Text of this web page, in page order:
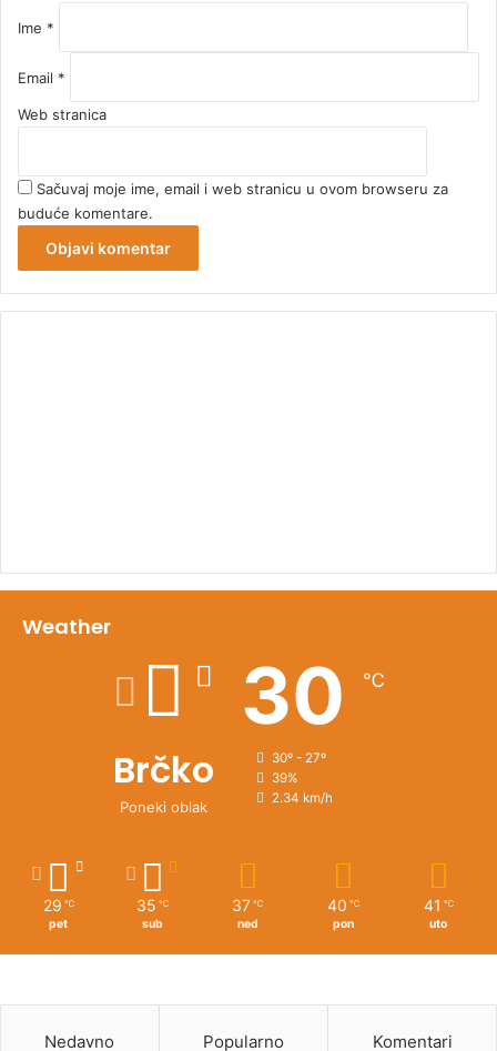
Ime *
Email *
Web stranica
Sačuvaj moje ime, email i web stranicu u ovom browseru za
buduće komentare.
Weather
Brčko
Poneki oblak
30 ℃
30º - 27º
39%
2.34 km/h
29 ℃
pet
35 ℃
sub
37 ℃
ned
40 ℃
pon
41 ℃
uto
Nedavno Popularno Komentari